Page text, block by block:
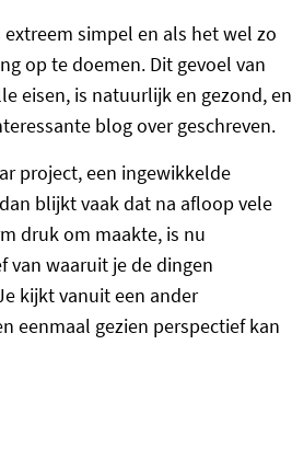
simpel en als het wel zo
op te doemen. Dit gevoel van
eisen, is natuurlijk en gezond, en
blog over geschreven.
project, een ingewikkelde
blijkt vaak dat na afloop vele
druk om maakte, is nu
van waaruit je de dingen
kijkt vanuit een ander
eenmaal gezien perspectief kan